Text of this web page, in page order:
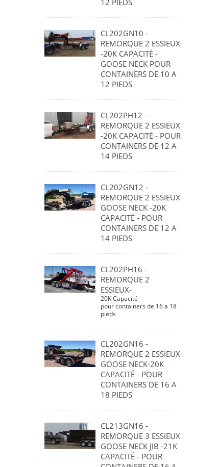
12 PIEDS
CL202GN10 -
REMORQUE 2 ESSIEUX
-20K CAPACITÉ -
GOOSE NECK POUR
CONTAINERS DE 10 A
12 PIEDS
CL202PH12 -
REMORQUE 2 ESSIEUX
-20K CAPACITÉ - POUR
CONTAINERS DE 12 A
14 PIEDS
CL202GN12 -
REMORQUE 2 ESSIEUX
GOOSE NECK -20K
CAPACITÉ - POUR
CONTAINERS DE 12 A
14 PIEDS
CL202PH16 -
REMORQUE 2
ESSIEUX-
20K Capacité
pour containers de 16 a 18
pieds
CL202GN16 -
REMORQUE 2 ESSIEUX
GOOSE NECK-20K
CAPACITÉ - POUR
CONTAINERS DE 16 A
18 PIEDS
CL213GN16 -
REMORQUE 3 ESSIEUX
GOOSE NECK JIB -21K
CAPACITÉ - POUR